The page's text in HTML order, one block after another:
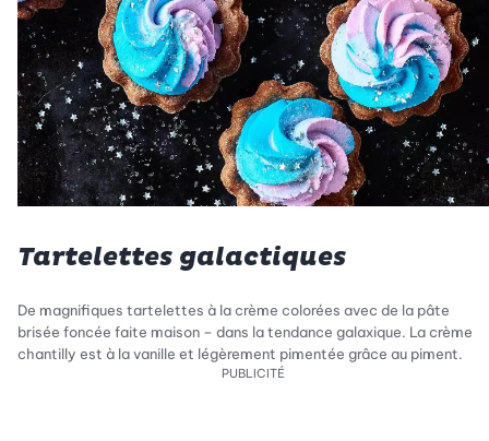
Tartelettes galactiques
De magnifiques tartelettes à la crème colorées avec de la pâte
brisée foncée faite maison – dans la tendance galaxique. La crème
chantilly est à la vanille et légèrement pimentée grâce au piment.
PUBLICITÉ